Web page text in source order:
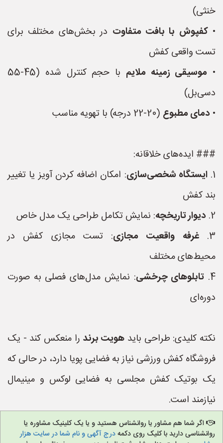
خنثی)
•کفپوش با بافت متفاوت در بخش‌های مختلف برای
تست واقعی کفش
• موسیقی زمینه ملایم
با حجم کنترل شده (45-55
دسی‌بل)
• دمای مطبوع (20-22 درجه) با تهویه مناسب
### ایده‌های خلاقانه:
1. ایستگاه شخصی‌سازی: امکان اضافه کردن آویز یا تغییر
بند کفش
2. دیوار تاریخچه: نمایش تکامل طراحی یک مدل خاص
3.
غرفه واقعیت مجازی: تست مجازی کفش در
محیط‌های مختلف
4. تابلوهای چرخشی: نمایش مدل‌های فصلی به صورت
دوره‌ای
نکته کلیدی: طراحی باید هویت برند را منعکس کند - یک
فروشگاه کفش ورزشی نیاز به فضایی پویا دارد، در حالی که
یک بوتیک کفش مجلسی به فضایی لوکس و مینیمال
نیازمند است.
اگر شما هم مشاور یا روانشناس هستید و یا یک کلینیک مشاوره یا
روانشناسی دارید با کلیک روی دکمهدرج آگهی و نام شما در سایت هزار